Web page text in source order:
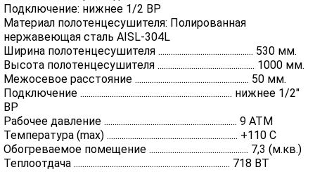
Подключение: нижнее 1/2 ВР
Материал полотенцесушителя: Полированная
нержавеющая сталь AISL-304L
Ширина полотенцесушителя ............................................. 530 мм.
Высота полотенцесушителя .............................................. 1000 мм.
Межосевое расстояние ...................................................... 50 мм.
Подключение ........................................................................ нижнее 1/2"
BP
Рабочее давление ............................................................... 9 АТМ
Температура (max) .............................................................. +110 C
Обогреваемое помещение ............................................... 7,3 (м.кв.)
Теплоотдача .......................................................................... 718 ВТ